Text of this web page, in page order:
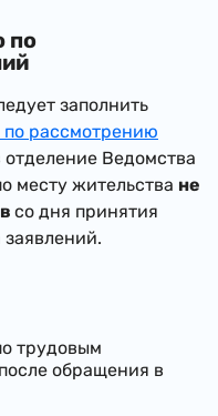
по
заполнить
рассмотрению
отделение Ведомства
месту жительства не
со дня принятия
трудовым
обращения в